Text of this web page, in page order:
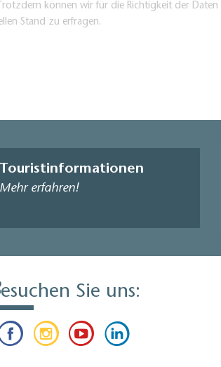
können wir für die Richtigkeit der
Stand zu erfragen.
Touristinformationen
Mehr erfahren!
esuchen Sie uns: